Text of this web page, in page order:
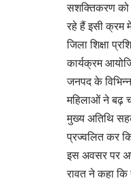
सशक्तिकरण को
रहे हैं इसी क्रम
जिला शिक्षा
कार्यक्रम
जनपद के
महिलाओं ने बढ़
मुख्य अतिथि
प्रज्वलित कर
इस अवसर पर
रावत ने कहा